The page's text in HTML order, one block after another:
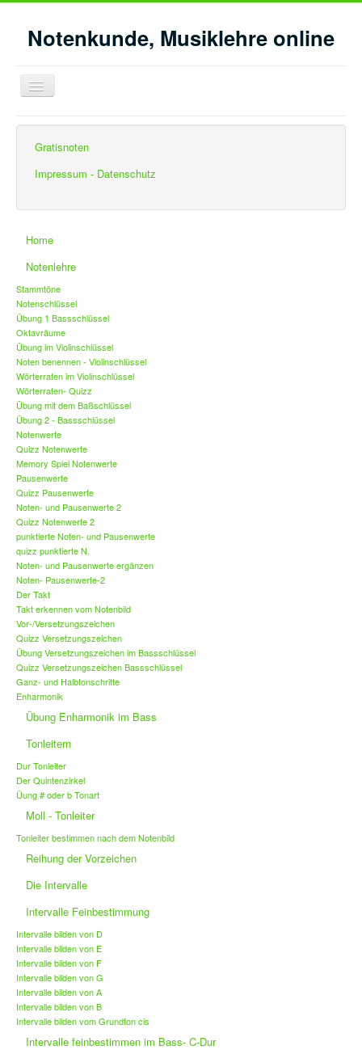
Notenkunde, Musiklehre online
Navigation
an/aus
Europäische Musik bis 1600
Gratisnoten
Impressum - Datenschutz
Home
Notenlehre
Stammtöne
Notenschlüssel
Übung 1 Bassschlüssel
Oktavräume
Übung im Violinschlüssel
Noten benennen - Violinschlüssel
Wörterraten im Violinschlüssel
Wörterraten- Quizz
Übung mit dem Baßschlüssel
Übung 2 - Bassschlüssel
Notenwerte
Quizz Notenwerte
Memory Spiel Notenwerte
Pausenwerte
Quizz Pausenwerte
Noten- und Pausenwerte 2
Quizz Notenwerte 2
punktierte Noten- und Pausenwerte
quizz punktierte N.
Noten- und Pausenwerte ergänzen
Noten- Pausenwerte-2
Der Takt
Takt erkennen vom Notenbild
Vor-/Versetzungszeichen
Quizz Versetzungszeichen
Übung Versetzungszeichen im Bassschlüssel
Quizz Versetzungszeichen Bassschlüssel
Ganz- und Halbtonschritte
Enharmonik
Übung Enharmonik im Bass
Tonleitern
Dur Tonleiter
Der Quintenzirkel
Üung # oder b Tonart
Moll - Tonleiter
Tonleiter bestimmen nach dem Notenbild
Reihung der Vorzeichen
Die Intervalle
Intervalle Feinbestimmung
Intervalle bilden von D
Intervalle bilden von E
Intervalle bilden von F
Intervalle bilden von G
Intervalle bilden von A
Intervalle bilden von B
Intervalle bilden vom Grundton cis
Intervalle feinbestimmen im Bass- C-Dur